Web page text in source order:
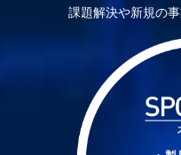
課題解決や新規の